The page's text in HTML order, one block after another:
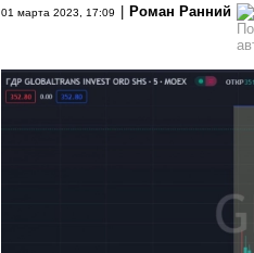
01 марта 2023, 17:09 Роман Ранний